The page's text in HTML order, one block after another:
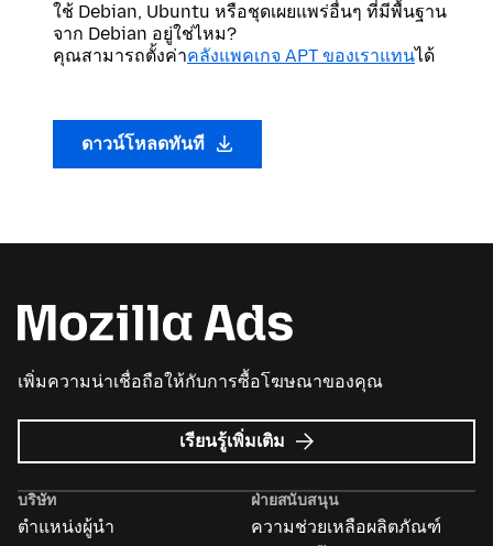
ใช้ Debian, Ubuntu หรือชุดเผยแพร่อื่นๆ ที่มีพื้นฐาน
จาก Debian อยู่ใช่ไหม?
คุณสามารถตั้งค่าคลังแพคเกจ APT ของเราแทนได้
ดาวน์โหลดทันที
เพิ่มความน่าเชื่อถือให้กับการซื้อโฆษณาของคุณ
เรียนรู้เพิ่มเติม เกี่ยว
กับ
Ads
บริษัท
ตำแหน่งผู้นำ
ฝ่ายสนับสนุน
ความช่วยเหลือผลิตภัณฑ์